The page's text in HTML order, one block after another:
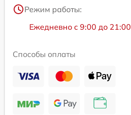
Режим работы:
Ежедневно с 9:00 до 21:00
Способы оплаты